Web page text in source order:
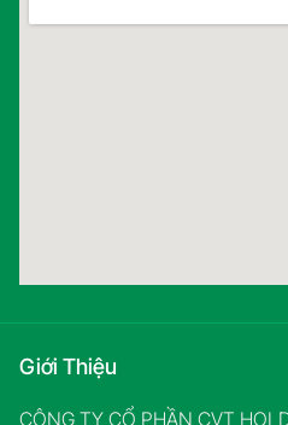
Giới Thiệu
CÔNG TY CỔ PHẦN CVT